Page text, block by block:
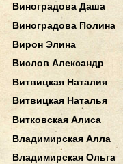
Виноградова Даша
Виноградова Полина
Вирон Элина
Вислов Александр
Витвицкая Наталия
Витвицкая Наталья
Витковская Алиса
Владимирская Алла
Владимирская Ольга